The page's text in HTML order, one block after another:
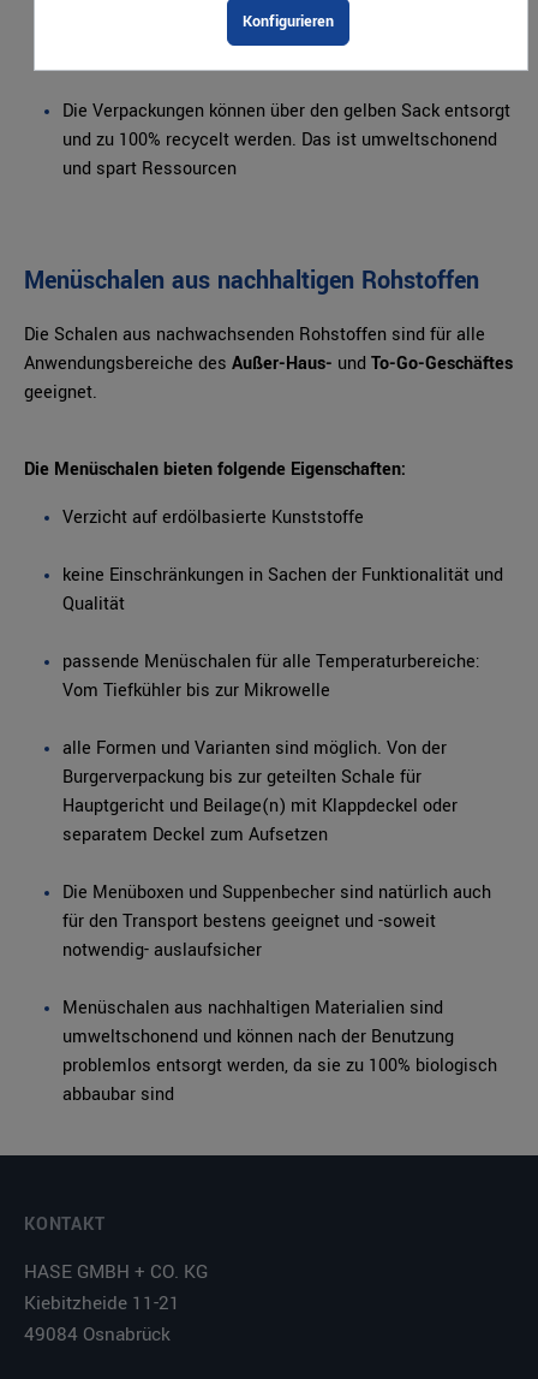
sogar für frittierte oder ölige/fettige Lebensmittel
Die Verpackungen können über den gelben Sack entsorgt
und zu 100% recycelt werden. Das ist umweltschonend
und spart Ressourcen
Menüschalen aus nachhaltigen Rohstoffen
Die Schalen aus nachwachsenden Rohstoffen sind für alle
Anwendungsbereiche des Außer-Haus- und To-Go-Geschäftes
geeignet.
Die Menüschalen bieten folgende Eigenschaften:
Verzicht auf erdölbasierte Kunststoffe
keine Einschränkungen in Sachen der Funktionalität und
Qualität
passende Menüschalen für alle Temperaturbereiche:
Vom Tiefkühler bis zur Mikrowelle
alle Formen und Varianten sind möglich. Von der
Burgerverpackung bis zur geteilten Schale für
Hauptgericht und Beilage(n) mit Klappdeckel oder
separatem Deckel zum Aufsetzen
Die Menüboxen und Suppenbecher sind natürlich auch
für den Transport bestens geeignet und -soweit
notwendig- auslaufsicher
Menüschalen aus nachhaltigen Materialien sind
umweltschonend und können nach der Benutzung
problemlos entsorgt werden, da sie zu 100% biologisch
abbaubar sind
KONTAKT
HASE GMBH + CO. KG
Kiebitzheide 11-21
49084 Osnabrück
Konfigurieren